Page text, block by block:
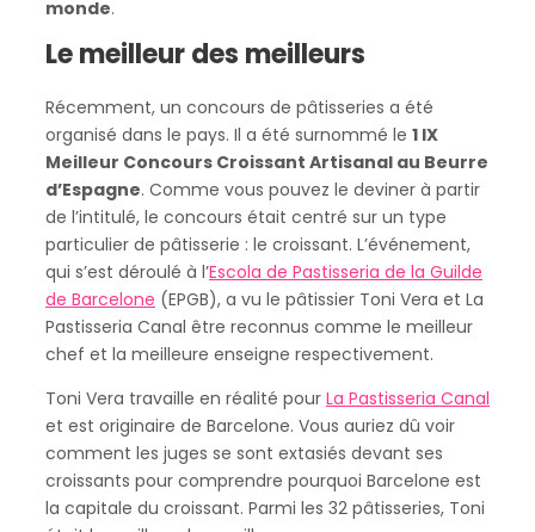
monde.
Le meilleur des meilleurs
Récemment, un concours de pâtisseries a été
organisé dans le pays. Il a été surnommé le 1 IX
Meilleur Concours Croissant Artisanal au Beurre
d’Espagne. Comme vous pouvez le deviner à partir
de l’intitulé, le concours était centré sur un type
particulier de pâtisserie : le croissant. L’événement,
qui s’est déroulé à l’Escola de Pastisseria de la Guilde
de Barcelone (EPGB), a vu le pâtissier Toni Vera et La
Pastisseria Canal être reconnus comme le meilleur
chef et la meilleure enseigne respectivement.
Toni Vera travaille en réalité pour La Pastisseria Canal
et est originaire de Barcelone. Vous auriez dû voir
comment les juges se sont extasiés devant ses
croissants pour comprendre pourquoi Barcelone est
la capitale du croissant. Parmi les 32 pâtisseries, Toni